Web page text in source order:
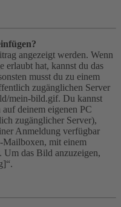
angezeigt werden. Wenn
erlaubt hat, kannst du das
musst du zu einem
zugänglichen Server
mein-bild.gif. Du kannst
deinem eigenen PC
zugänglicher Server),
Anmeldung verfügbar
mit einem
Um das Bild anzuzeigen,